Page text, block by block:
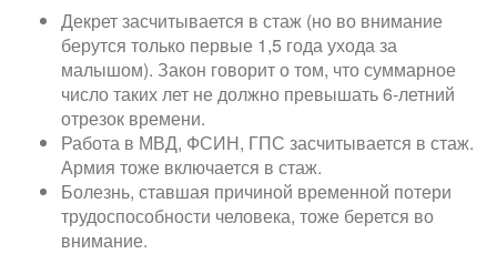
Декрет засчитывается в стаж (но во внимание
берутся только первые 1,5 года ухода за
малышом). Закон говорит о том, что суммарное
число таких лет не должно превышать 6-летний
отрезок времени.
Работа в МВД, ФСИН, ГПС засчитывается в стаж.
Армия тоже включается в стаж.
Болезнь, ставшая причиной временной потери
трудоспособности человека, тоже берется во
внимание.